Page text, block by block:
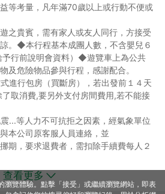
等考量，凡年滿70歲以上或行動不便或
之貴賓，需有家人或友人同行，方接受
。◆本行程基本成團人數，不含嬰兒６
予行前說明會資料）◆遊覽車上為公共
及危險物品參與行程，感謝配合。
進行包房（買斷房），若出發前１４天
取消費,要另外支付房間費用,若不能接
...等人力不可抗拒之因素，經氣象單位
本公司原客服人員連絡，並
期，要求退費者，需扣除手續費每人２
到之先後順序選擇，無法接受者，請勿
查看更多
瀏覽體驗。點擊「接受」或繼續瀏覽網站，即表